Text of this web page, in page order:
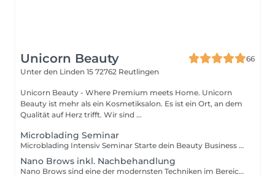
Unicorn Beauty
66
Unter den Linden 15 72762 Reutlingen
Unicorn Beauty - Where Premium meets Home. Unicorn
Beauty ist mehr als ein Kosmetiksalon. Es ist ein Ort, an dem
Qualität auf Herz trifft. Wir sind ...
Microblading Seminar
Microblading Intensiv Seminar Starte dein Beauty Business (Schulungsterminanfrage per Mail oder Telefonisch) Dauer 2 Tage Du möchtest dir ein zweites Standbein aufbauen oder komplett in die Beautybranche einsteigen? Dann ist unser Microblading Intensiv Seminar dein perfekter Start. Hier lernst du nicht nur eine Technik, du lernst wie du dir ein marktfähiges, profitables Beauty-Angebot aufbaust. Microblading gehört zu den gefragtesten Behandlungen im Permanent Make-up Bereich. Mit der richtigen Technik, sauberer Arbeit und professionellem Auftreten kannst du dir ein starkes Einkommen aufbauen. Im Seminar erwarten dich: - Grundlagen & Hautkunde - Exakte Vorzeichnung & Symmetrie - Härchentechnik mit natürlichem Flow - Pigment- & Farblehre - Hygiene & rechtliche Basics - Preisgestaltung & Positionierung - Kundenberatung & Selbstbewusstes Auftreten - Starterset Praxis steht im Mittelpunkt: Du trainierst intensiv und arbeitest am Modell unter direkter Anleitung. Wir legen Wert auf Qualität statt Massenabfertigung. Du bekommst ehrliches Feedback, klare Korrekturen und echte Unterstützung. Auch nach dem Seminar. Dieses Seminar ist für Frauen, die mehr wollen: Mehr Unabhängigkeit. Mehr Selbstbestimmung. Mehr Einkommen. Unicorn Beauty steht für Präzision, Struktur und echtes Business-Mindset. Wenn du bereit bist, dein eigenes Beauty-Kapitel zu starten, sichere dir jetzt deinen Platz.
Nano Brows inkl. Nachbehandlung
Nano Brows sind eine der modernsten Techniken im Bereich Permanent Make-up und stehen für höchste Präzision und besonders natürliche Ergebnisse. Mit einer ultrafeinen Nadel werden zarte, haarähnliche Striche pigmentiert, die die natürliche Wuchsrichtung der Augenbrauen imitieren. So entstehen perfekt definierte, dennoch absolut natürliche Brauen. Diese Technik eignet sich ideal, um Lücken sanft auszugleichen, die Form zu optimieren und den Gesichtsausdruck harmonischer wirken zu lassen. Vor der Behandlung wird die Form individuell auf Ihre Gesichtsproportionen abgestimmt und die passende Pigmentfarbe sorgfältig ausgewählt. Vorteile von Nano Brows: besonders natürliche Härchenoptik individuell angepasste Form und Farbe präzise, schonende Pigmentierung Bei sehr fettiger Haut, stark vergrößerten Poren oder stark vernarbter Haut kann diese Technik weniger geeignet sein. In einem persönlichen Beratungsgespräch bestimmen wir daher gemeinsam die Methode, die für Ihre Haut das schönste und langlebigste Ergebnis erzielt. Nano Brows sind die perfekte Wahl für alle, die sich dauerhaft gepflegte, natürliche und ausdrucksstarke Augenbrauen wünschen, ganz ohne tägliches Nachzeichnen. Bitte beachte, dass du deine Nachbehandlung ebenfalls 4-6 Wochen nach deinem ersten Termin bei uns buchst.